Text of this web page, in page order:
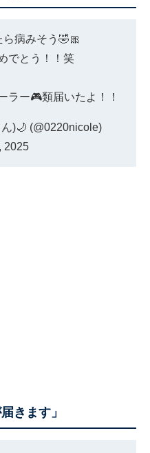
病みそう🤣🎀
でとう！！笑
ラー🎮類届いたよ！！
)🌙 (@0220nicole)
2025
きます」